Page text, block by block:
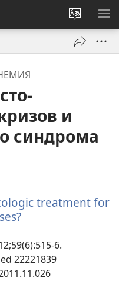
язык
сайта
и
синдрома
treatment for
новом
окне)
6.
22221839